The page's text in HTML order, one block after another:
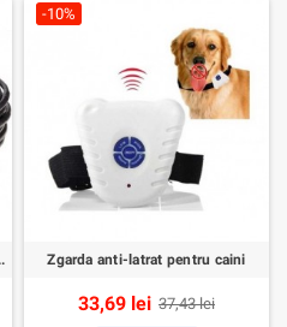
4litri/ora 100m
-10%
Zgarda anti-latrat pentru caini
33,69 lei 37,43 lei